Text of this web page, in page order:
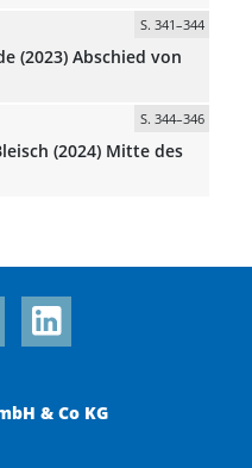
S. 341–344
(2023) Abschied von
S. 344–346
(2024) Mitte des
& Co KG